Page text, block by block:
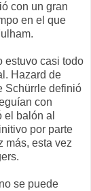
con un gran
en el que
estuvo casi todo
Hazard de
Schürrle definió
con
el balón al
por parte
más, esta vez
se puede